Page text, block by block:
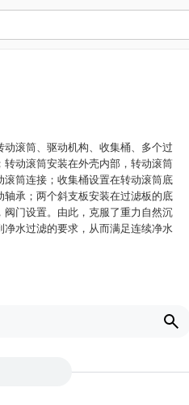
滚筒、驱动机构、收集桶、多个过
动滚筒安装在外壳内部，转动滚筒
筒连接；收集桶设置在转动滚筒底
承；两个斜支板安装在过滤板的底
门设置。由此，克服了重力自然沉
水过滤的要求，从而满足连续净水